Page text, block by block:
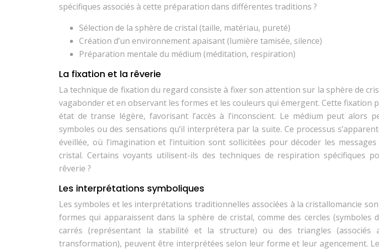
spécifiques associés à cette préparation dans différentes traditions ?
Sélection de la sphère de cristal (taille, matériau, pureté)
Création d’un environnement apaisant (lumière tamisée, silence)
Préparation mentale du médium (méditation, respiration)
La fixation et la rêverie
La technique de fixation du regard consiste à fixer son attention sur la sphère de
vagabonder et en observant les formes et les couleurs qui émergent. Cette fixation
état de transe légère, favorisant l’accès à l’inconscient. Le médium peut alors
symboles ou des sensations qu’il interprétera par la suite. Ce processus
éveillée, où l’imagination et l’intuition sont sollicitées pour décoder les
cristal. Certains voyants utilisent-ils des techniques de respiration spécifiques
rêverie ?
Les interprétations symboliques
Les symboles et les interprétations traditionnelles associées à la cristallomancie
formes qui apparaissent dans la sphère de cristal, comme des cercles (symboles
carrés (représentant la stabilité et la structure) ou des triangles (associés
transformation), peuvent être interprétées selon leur forme et leur agencement.